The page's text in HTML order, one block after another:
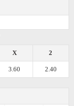
2
X
2.40
3.60